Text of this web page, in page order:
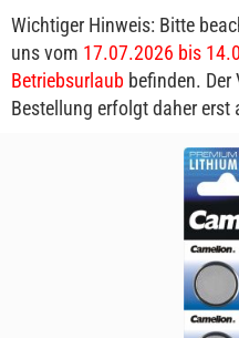
Wichtiger Hinweis: Bitte
uns vom 17.07.2026 bis
Betriebsurlaub befinden. Der
Bestellung erfolgt daher
5 x CR-2016 Camelion Lithium